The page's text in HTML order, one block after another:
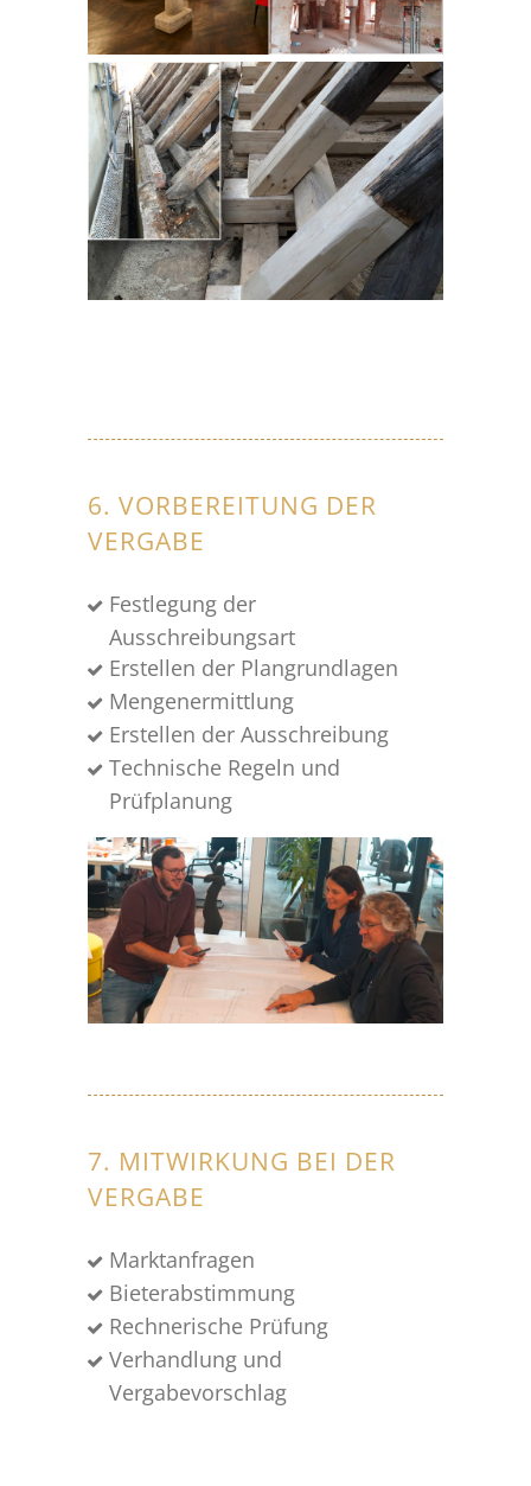
6. VORBEREITUNG DER
VERGABE
Festlegung der
Ausschreibungsart
Erstellen der Plangrundlagen
Mengenermittlung
Erstellen der Ausschreibung
Technische Regeln und
Prüfplanung
7. MITWIRKUNG BEI DER
VERGABE
Marktanfragen
Bieterabstimmung
Rechnerische Prüfung
Verhandlung und
Vergabevorschlag